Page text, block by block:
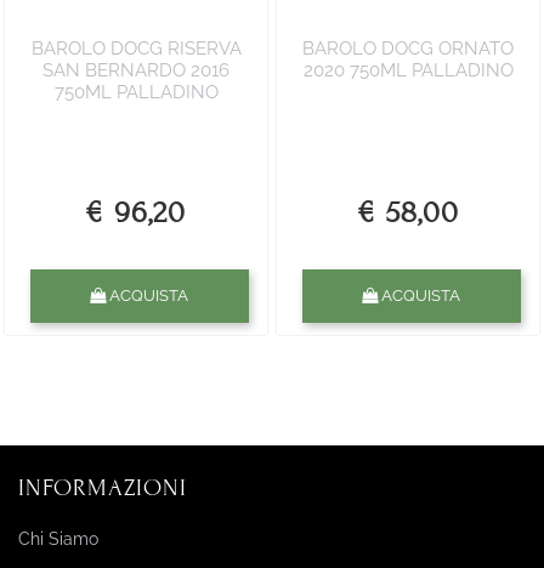
BAROLO DOCG RISERVA
SAN BERNARDO 2016
750ML PALLADINO
€ 96,20
ACQUISTA
BAROLO DOCG ORNATO
2020 750ML PALLADINO
€ 58,00
ACQUISTA
INFORMAZIONI
Chi Siamo